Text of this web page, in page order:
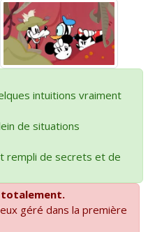
intuitions vraiment
de situations
rempli de secrets et de
totalement.
géré dans la première